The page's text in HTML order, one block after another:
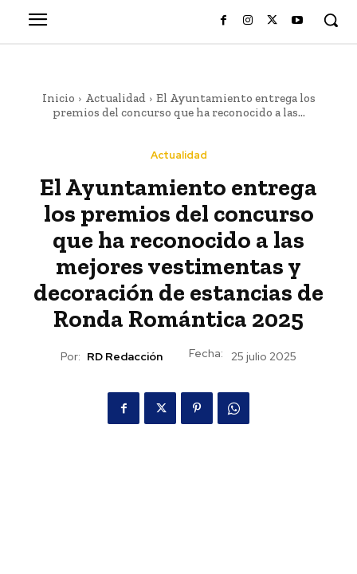
Inicio Actualidad
El Ayuntamiento entrega los
premios del concurso que ha reconocido a las...
Actualidad
El Ayuntamiento entrega
los premios del concurso
que ha reconocido a las
mejores vestimentas y
decoración de estancias de
Ronda Romántica 2025
Por: RD Redacción Fecha: 25 julio 2025